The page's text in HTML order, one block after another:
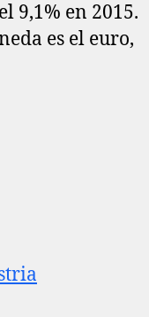
9,1% en 2015.
es el euro,